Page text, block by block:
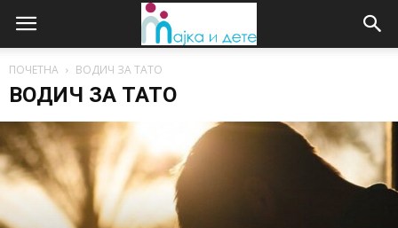
ПОЧЕТНА ВОДИЧ ЗА ТАТО
ВОДИЧ ЗА ТАТО